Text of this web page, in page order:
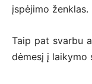
įspėjimo ženklas.
Taip pat svarbu
dėmesį į laikymo